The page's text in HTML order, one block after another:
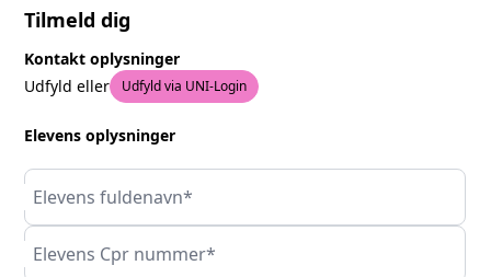
Tilmeld dig
Kontakt oplysninger
Udfyld eller
Udfyld via UNI-Login
Elevens oplysninger
Elevens fuldenavn*
Elevens Cpr nummer*